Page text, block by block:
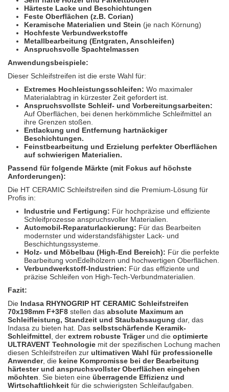
Härteste Lacke und Beschichtungen
Feste Oberflächen (z.B. Corian)
Keramische Materialien und Stein (je nach Körnung)
Hochfeste Verbundwerkstoffe
Metallbearbeitung (Entgraten, Anschleifen)
Anspruchsvolle Spachtelmassen
Anwendungsbeispiele:
Dieser Schleifstreifen ist die erste Wahl für:
Extremes Hochleistungsschleifen: Wo maximaler
Materialabtrag in kürzester Zeit gefordert ist.
Anspruchsvollste Schleif- und Vorbereitungsarbeiten:
Auf Oberflächen, bei denen herkömmliche Schleifmittel an
ihre Grenzen stoßen.
Entlackung und Entfernung hartnäckiger
Beschichtungen.
Feinstbearbeitung und Erzielung perfekter Oberflächen
auf schwierigen Materialien.
Passend für folgende Märkte (mit Fokus auf höchste
Anforderungen):
Die HT CERAMIC Schleifstreifen sind die Premium-Lösung für
Profis in:
Industrie und Fertigung: Für hochpräzise und effiziente
Schleifprozesse anspruchsvoller Materialien.
Automobil-Reparaturlackierung: Für das Bearbeiten
modernster und widerstandsfähigster Lack- und
Beschichtungssysteme.
Holz- und Möbelbau (High-End Bereich): Für die perfekte
Bearbeitung vonEdelhölzern und hochwertigen Oberflächen.
Verbundwerkstoff-Industrien: Für das effiziente und
präzise Schleifen von High-Tech-Verbundmaterialien.
Fazit:
Die Indasa RHYNOGRIP HT CERAMIC Schleifstreifen
70x198mm F+3F8 stellen das absolute Maximum an
Schleifleistung, Standzeit und Staubabsaugung dar, das
Indasa zu bieten hat. Das selbstschärfende Keramik-
Schleifmittel , der extrem robuste Trägerund die optimierte
ULTRAVENT Technologie mit der spezifischen Lochung machen
diesen Schleifstreifen zur ultimativen Wahl für professionelle
Anwender, die keine Kompromisse bei der Bearbeitung
härtester und anspruchsvollster Oberflächen eingehen
möchten . Sie bieten eine überragende Effizienz und
Wirtschaftlichkeit für die schwierigsten Schleifaufgaben.